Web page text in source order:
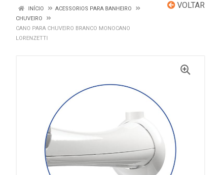
VOLTAR
INÍCIO
ACESSORIOS PARA BANHEIRO
CHUVEIRO
CANO PARA CHUVEIRO BRANCO MONOCANO
LORENZETTI